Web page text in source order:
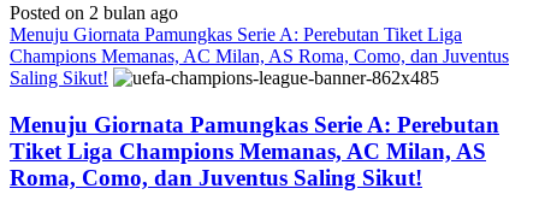
Posted on 2 bulan ago
Menuju Giornata Pamungkas Serie A: Perebutan Tiket Liga
Champions Memanas, AC Milan, AS Roma, Como, dan Juventus
Saling Sikut!
Menuju Giornata Pamungkas Serie A: Perebutan
Tiket Liga Champions Memanas, AC Milan, AS
Roma, Como, dan Juventus Saling Sikut!